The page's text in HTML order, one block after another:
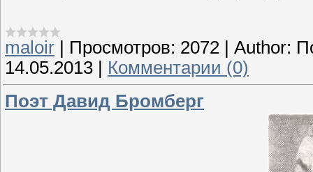
maloir Просмотров: 2072 Author:
14.05.2013
Комментарии (0)
Поэт Давид Бромберг